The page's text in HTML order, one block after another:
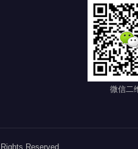
微信二
Reserved.